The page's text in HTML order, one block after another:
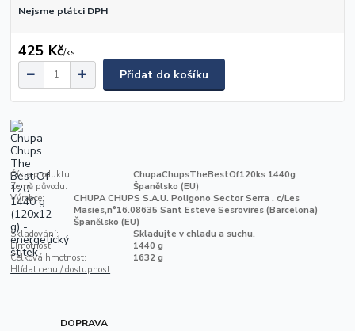
Nejsme plátci DPH
425 Kč/ks
Přidat do košíku
Číslo produktu:
ChupaChupsTheBestOf120ks 1440g
Země původu:
Španělsko (EU)
Výrobce:
CHUPA CHUPS S.A.U. Poligono Sector Serra . c/Les
Masies,n°16.08635 Sant Esteve Sesrovires (Barcelona)
Španělsko (EU)
Skladování:
Skladujte v chladu a suchu.
Hmotnost:
1440 g
Celková hmotnost:
1632 g
Hlídat cenu / dostupnost
DOPRAVA